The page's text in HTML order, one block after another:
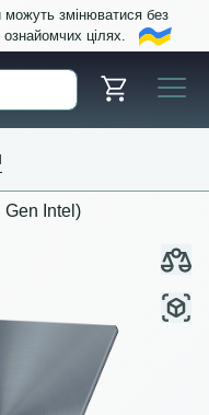
можуть змінюватися без
цілях.
Gen Intel)